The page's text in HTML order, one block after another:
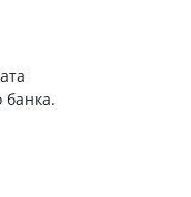
банка.